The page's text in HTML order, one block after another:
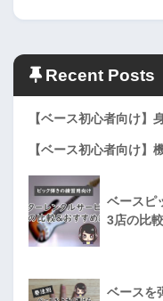
Recent Posts
【ベース初心者向け】
【ベース初心者向け】
ベースピ
3店の比
ベースを